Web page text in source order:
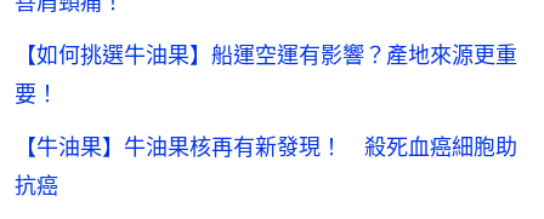
【如何挑選牛油果】船運空運有影響？產地來源更重
要！
【牛油果】牛油果核再有新發現！ 殺死血癌細胞助
抗癌